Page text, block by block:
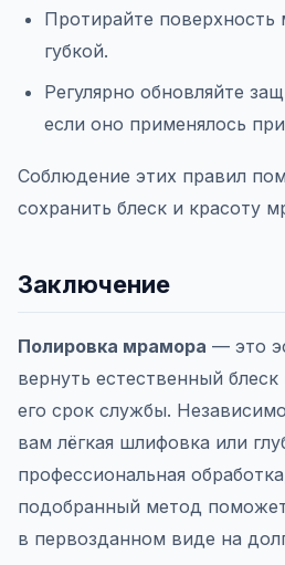
Протирайте поверхность
губкой.
Регулярно обновляйте
если оно применялось
Соблюдение этих правил
сохранить блеск и красоту
Заключение
Полировка мрамора — это
вернуть естественный
его срок службы.
вам лёгкая шлифовка или
профессиональная
подобранный метод
в первозданном виде на